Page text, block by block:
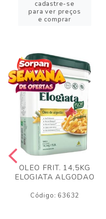
cadastre-se
para ver preços
e comprar
OLEO FRIT. 14,5KG
ELOGIATA ALGODAO
Código: 63632